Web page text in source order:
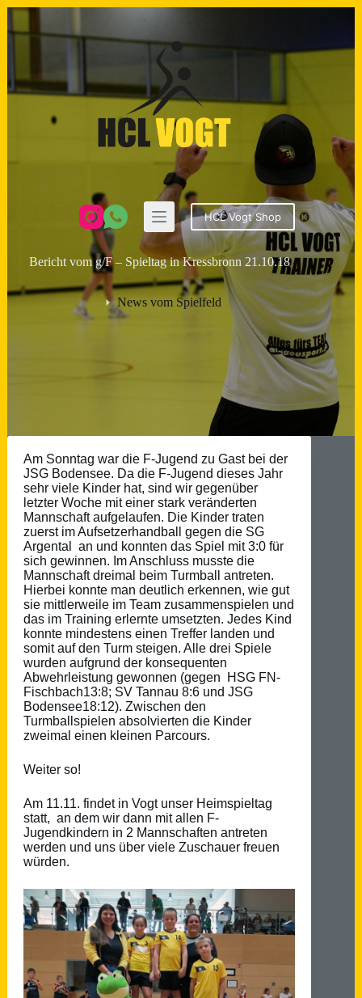
Zum
Inhalt
HCL Vogt Shop
Bericht vom g/F – Spieltag in Kressbronn 21.10.18
News vom Spielfeld
Am Sonntag war die F-Jugend zu Gast bei der
JSG Bodensee. Da die F-Jugend dieses Jahr
sehr viele Kinder hat, sind wir gegenüber
letzter Woche mit einer stark veränderten
Mannschaft aufgelaufen. Die Kinder traten
zuerst im Aufsetzerhandball gegen die SG
Argental an und konnten das Spiel mit 3:0 für
sich gewinnen. Im Anschluss musste die
Mannschaft dreimal beim Turmball antreten.
Hierbei konnte man deutlich erkennen, wie gut
sie mittlerweile im Team zusammenspielen und
das im Training erlernte umsetzten. Jedes Kind
konnte mindestens einen Treffer landen und
somit auf den Turm steigen. Alle drei Spiele
wurden aufgrund der konsequenten
Abwehrleistung gewonnen (gegen HSG FN-
Fischbach13:8; SV Tannau 8:6 und JSG
Bodensee18:12). Zwischen den
Turmballspielen absolvierten die Kinder
zweimal einen kleinen Parcours.
Weiter so!
Am 11.11. findet in Vogt unser Heimspieltag
statt, an dem wir dann mit allen F-
Jugendkindern in 2 Mannschaften antreten
werden und uns über viele Zuschauer freuen
würden.